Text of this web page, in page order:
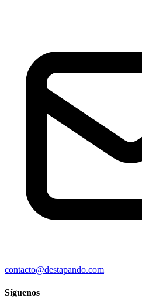
contacto@destapando.com
Síguenos